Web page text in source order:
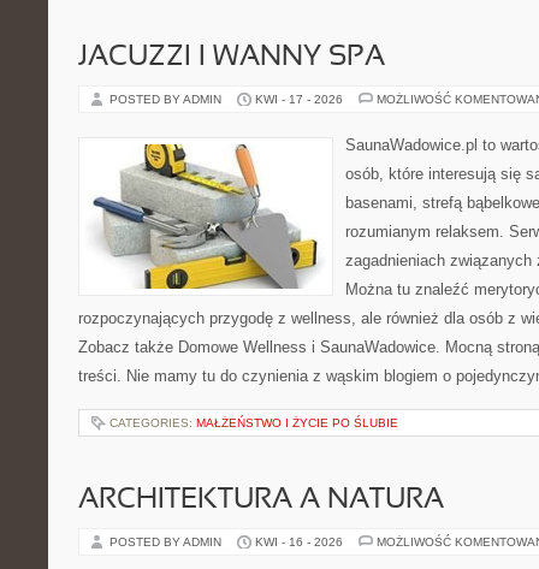
JACUZZI I WANNY SPA
POSTED BY ADMIN KWI - 17 - 2026 MOŻLIWOŚĆ
SaunaWadowice.pl to
osób, które interesują się
basenami, strefą
rozumianym relaksem.
zagadnieniach
Można tu znaleźć
rozpoczynających przygodę z wellness, ale również dla osób z
Zobacz także Domowe Wellness i SaunaWadowice. Mocną
treści. Nie mamy tu do czynienia z wąskim blogiem o
CATEGORIES: MAŁŻEŃSTWO I ŻYCIE PO ŚLUBIE
ARCHITEKTURA A NATURA
POSTED BY ADMIN KWI - 16 - 2026 MOŻLIWOŚĆ